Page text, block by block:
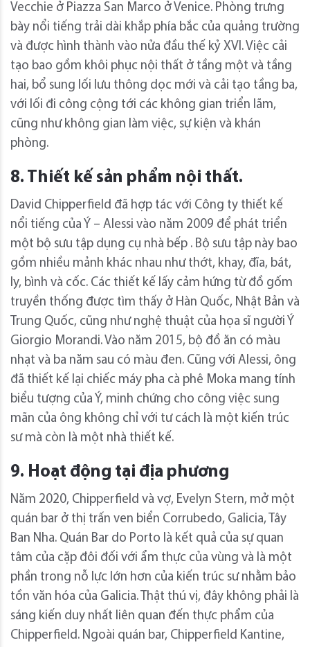
Vecchie ở Piazza San Marco ở Venice. Phòng trưng
bày nổi tiếng trải dài khắp phía bắc của quảng trường
và được hình thành vào nửa đầu thế kỷ XVI. Việc cải
tạo bao gồm khôi phục nội thất ở tầng một và tầng
hai, bổ sung lối lưu thông dọc mới và cải tạo tầng ba,
với lối đi công cộng tới các không gian triển lãm,
cũng như không gian làm việc, sự kiện và khán
phòng.
8. Thiết kế sản phẩm nội thất.
David Chipperfield đã hợp tác với Công ty thiết kế
nổi tiếng của Ý – Alessi vào năm 2009 để phát triển
một bộ sưu tập dụng cụ nhà bếp . Bộ sưu tập này bao
gồm nhiều mảnh khác nhau như thớt, khay, đĩa, bát,
ly, bình và cốc. Các thiết kế lấy cảm hứng từ đồ gốm
truyền thống được tìm thấy ở Hàn Quốc, Nhật Bản và
Trung Quốc, cũng như nghệ thuật của họa sĩ người Ý
Giorgio Morandi. Vào năm 2015, bộ đồ ăn có màu
nhạt và ba năm sau có màu đen. Cũng với Alessi, ông
đã thiết kế lại chiếc máy pha cà phê Moka mang tính
biểu tượng của Ý, minh chứng cho công việc sung
mãn của ông không chỉ với tư cách là một kiến ​​trúc
sư mà còn là một nhà thiết kế.
9. Hoạt động tại địa phương
Năm 2020, Chipperfield và vợ, Evelyn Stern, mở một
quán bar ở thị trấn ven biển Corrubedo, Galicia, Tây
Ban Nha. Quán Bar do Porto là kết quả của sự quan
tâm của cặp đôi đối với ẩm thực của vùng và là một
phần trong nỗ lực lớn hơn của kiến ​​trúc sư nhằm bảo
tồn văn hóa của Galicia. Thật thú vị, đây không phải là
sáng kiến ​​duy nhất liên quan đến thực phẩm của
Chipperfield. Ngoài quán bar, Chipperfield Kantine,